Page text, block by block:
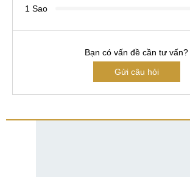
1 Sao
Bạn có vấn đề cần tư vấn?
Gửi câu hỏi